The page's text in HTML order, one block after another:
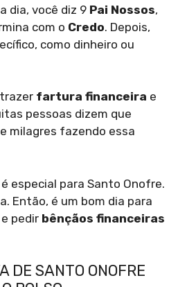
dia, você diz 9 Pai Nossos,
com o Credo. Depois,
como dinheiro ou
fartura financeira e
pessoas dizem que
milagres fazendo essa
é especial para Santo Onofre.
Então, é um bom dia para
pedir bênçãos financeiras
DE SANTO ONOFRE